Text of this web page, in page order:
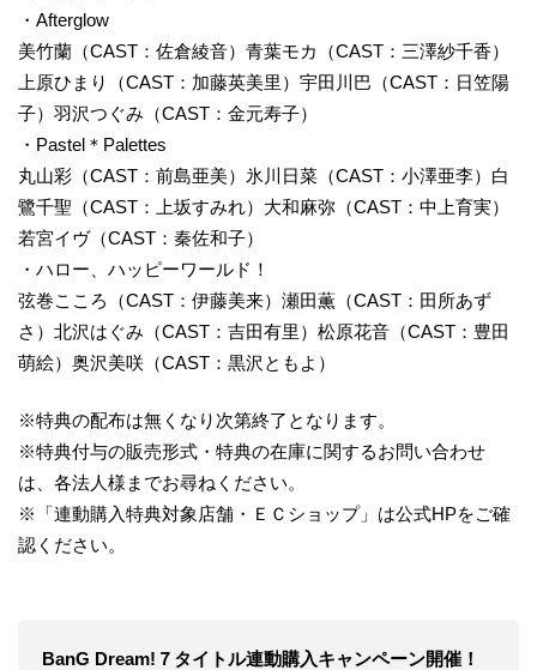
・Afterglow
美竹蘭（CAST：佐倉綾音）青葉モカ（CAST：三澤紗千香）
上原ひまり（CAST：加藤英美里）宇田川巴（CAST：日笠陽
子）羽沢つぐみ（CAST：金元寿子）
・Pastel＊Palettes
丸山彩（CAST：前島亜美）氷川日菜（CAST：小澤亜李）白
鷺千聖（CAST：上坂すみれ）大和麻弥（CAST：中上育実）
若宮イヴ（CAST：秦佐和子）
・ハロー、ハッピーワールド！
弦巻こころ（CAST：伊藤美来）瀬田薫（CAST：田所あず
さ）北沢はぐみ（CAST：吉田有里）松原花音（CAST：豊田
萌絵）奥沢美咲（CAST：黒沢ともよ）
※特典の配布は無くなり次第終了となります。
※特典付与の販売形式・特典の在庫に関するお問い合わせ
は、各法人様までお尋ねください。
※「連動購入特典対象店舗・ＥＣショップ」は公式HPをご確
認ください。
BanG Dream!７タイトル連動購入キャンペーン開催！